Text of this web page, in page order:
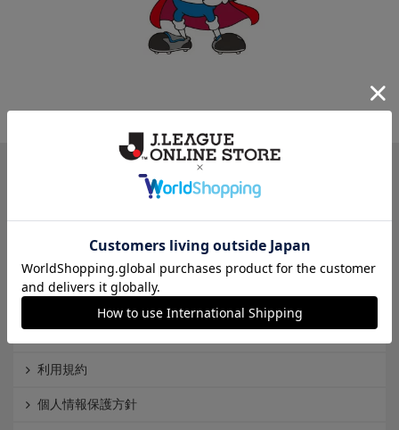
Ｊ1 Ｊ2 Ｊ3
利用規約
個人情報保護方針